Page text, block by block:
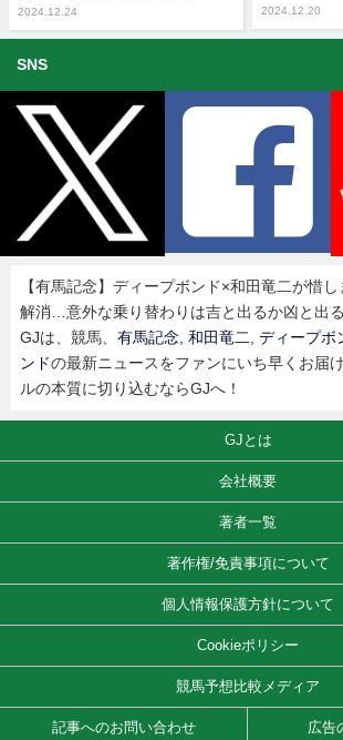
2024.12.24 2024.12.20
SNS
【有馬記念】ディープボンド×和田竜二が惜
解消…意外な乗り替わりは吉と出るか凶と出る
GJは、競馬、 有馬記念 和田竜二 ディープボ
ンドの最新ニュースをファンにいち早くお届
ルの本質に切り込むならGJへ！
GJとは
会社概要
著者一覧
著作権/免責事項について
個人情報保護方針について
Cookieポリシー
競馬予想比較メディア
記事へのお問い合わせ 広告